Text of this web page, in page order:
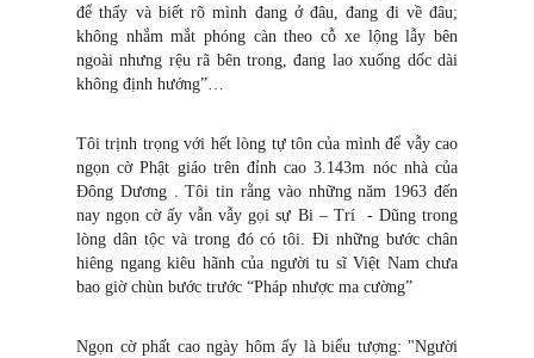
để thấy và biết rõ mình đang ở đâu, đang đi về đâu;
không nhắm mắt phóng càn theo cỗ xe lộng lẫy bên
ngoài nhưng rệu rã bên trong, đang lao xuống dốc dài
không định hướng”…
Tôi trịnh trọng với hết lòng tự tôn của mình để vẫy cao
ngọn cờ Phật giáo trên đỉnh cao 3.143m nóc nhà của
Đông Dương . Tôi tin rằng vào những năm 1963 đến
nay ngọn cờ ấy vẫn vẫy gọi sự Bi – Trí - Dũng trong
lòng dân tộc và trong đó có tôi. Đi những bước chân
hiêng ngang kiêu hãnh của người tu sĩ Việt Nam chưa
bao giờ chùn bước trước “Pháp nhược ma cường”
Ngọn cờ phất cao ngày hôm ấy là biểu tượng: "Người